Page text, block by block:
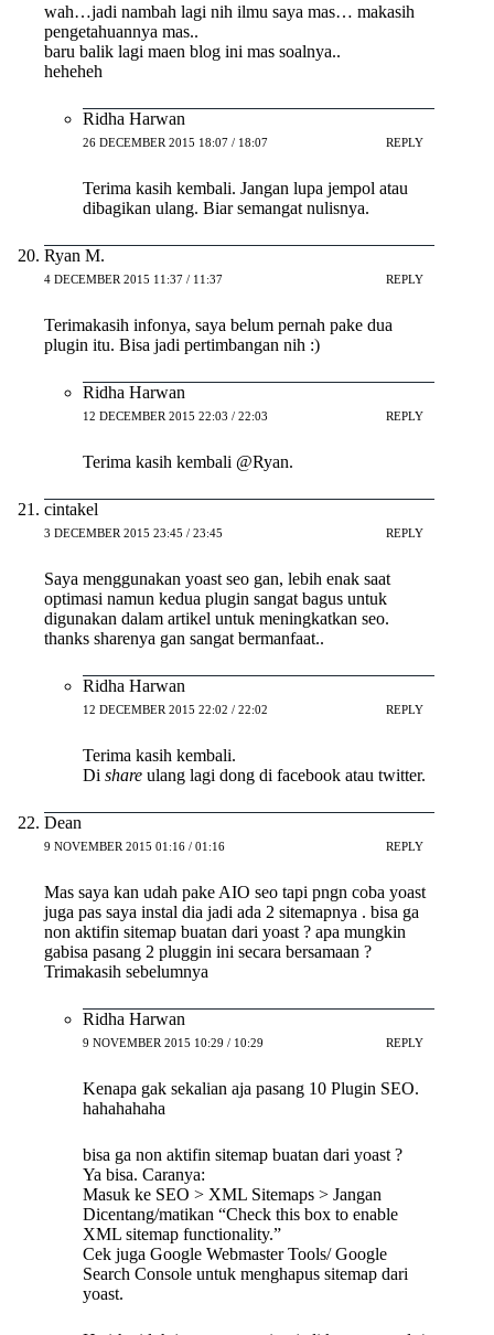
wah…jadi nambah lagi nih ilmu saya mas… makasih
pengetahuannya mas..
baru balik lagi maen blog ini mas soalnya..
heheheh
Ridha Harwan
26 DECEMBER 2015 18:07 / 18:07 REPLY
Terima kasih kembali. Jangan lupa jempol atau
dibagikan ulang. Biar semangat nulisnya.
Ryan M.
4 DECEMBER 2015 11:37 / 11:37 REPLY
Terimakasih infonya, saya belum pernah pake dua
plugin itu. Bisa jadi pertimbangan nih :)
Ridha Harwan
12 DECEMBER 2015 22:03 / 22:03 REPLY
Terima kasih kembali @Ryan.
cintakel
3 DECEMBER 2015 23:45 / 23:45 REPLY
Saya menggunakan yoast seo gan, lebih enak saat
optimasi namun kedua plugin sangat bagus untuk
digunakan dalam artikel untuk meningkatkan seo.
thanks sharenya gan sangat bermanfaat..
Ridha Harwan
12 DECEMBER 2015 22:02 / 22:02 REPLY
Terima kasih kembali.
Di share ulang lagi dong di facebook atau twitter.
Dean
9 NOVEMBER 2015 01:16 / 01:16 REPLY
Mas saya kan udah pake AIO seo tapi pngn coba yoast
juga pas saya instal dia jadi ada 2 sitemapnya . bisa ga
non aktifin sitemap buatan dari yoast ? apa mungkin
gabisa pasang 2 pluggin ini secara bersamaan ?
Trimakasih sebelumnya
Ridha Harwan
9 NOVEMBER 2015 10:29 / 10:29 REPLY
Kenapa gak sekalian aja pasang 10 Plugin SEO.
hahahahaha
bisa ga non aktifin sitemap buatan dari yoast ?
Ya bisa. Caranya:
Masuk ke SEO > XML Sitemaps > Jangan
Dicentang/matikan “Check this box to enable
XML sitemap functionality.”
Cek juga Google Webmaster Tools/ Google
Search Console untuk menghapus sitemap dari
yoast.